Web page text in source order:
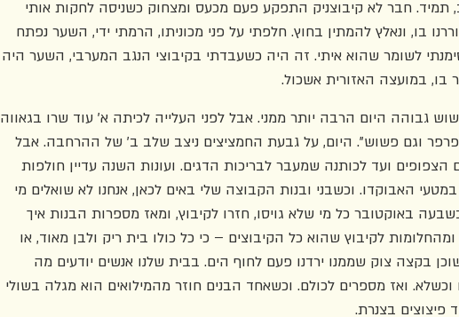
תמיד. חבר לא קיבוצניק התפקע פעם מכעס ומצחוק כשניסה לחקות אותי
בו, ונאלץ להמתין בחוץ. חלפתי על פני מכוניתו, הרמתי ידי, השער נפתח
לשומר שהוא איתי. זה היה כשעבדתי בקיבוצי הנגב המערבי, השער היה
בו, במועצה האזורית אשכול.
גבוהה היום הרבה יותר ממני. אבל לפני העלייה לכיתה א' עוד שרו בגאווה
וגם פשוש". היום, על גבעת החמציצים ניצב שלב ב' של ההרחבה. אבל
הצפופים ועד לכותנה שמעבר לבריכות הדגים. ועונות השנה עדיין חולפות
האבוקדו. וכשבני ובנות הקבוצה שלי באים לכאן, אנחנו לא שואלים מי
באוקטובר כל מי שלא גויסו, חזרו לקיבוץ, ומאז מספרות הבנות איך
לקיבוץ שהוא כל הקיבוצים – כי כל כולו בית ריק ולבן מאוד, או
בקצה צוק שממנו ירדנו פעם לחוף הים. בבית שלנו אנשים יודעים מה
ואז מספרים לכולם. וכשאחד הבנים חוזר מהמילואים הוא מגלה בשולי
פיצוצים בצנרת.